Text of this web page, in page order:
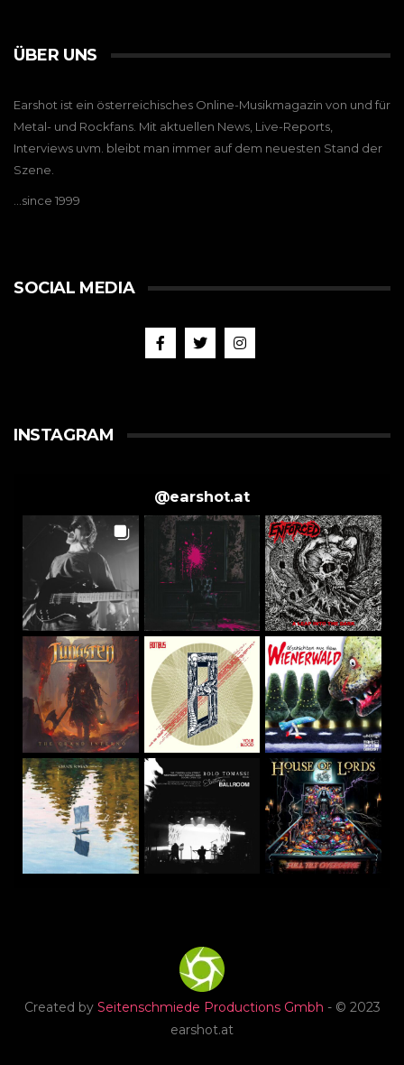
ÜBER UNS
Earshot ist ein österreichisches Online-Musikmagazin von und für
Metal- und Rockfans. Mit aktuellen News, Live-Reports,
Interviews uvm. bleibt man immer auf dem neuesten Stand der
Szene.
…since 1999
SOCIAL MEDIA
INSTAGRAM
@earshot.at
Created by Seitenschmiede Productions Gmbh - © 2023
earshot.at